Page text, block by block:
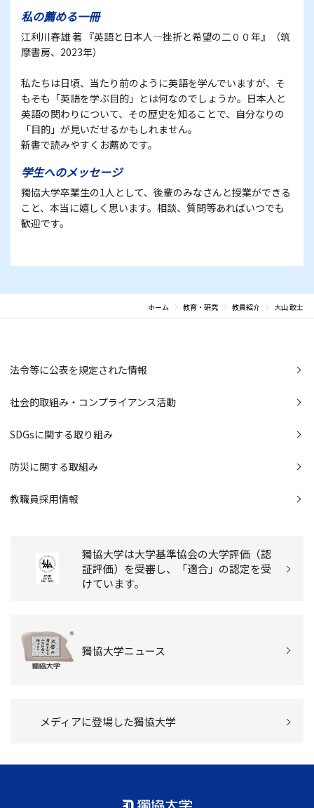
私の薦める一冊
江利川春雄 著 『英語と日本人―挫折と希望の二００年』（筑
摩書房、2023年）
私たちは日頃、当たり前のように英語を学んでいますが、そ
もそも「英語を学ぶ目的」とは何なのでしょうか。日本人と
英語の関わりについて、その歴史を知ることで、自分なりの
「目的」が見いだせるかもしれません。
新書で読みやすくお薦めです。
学生へのメッセージ
獨協大学卒業生の1人として、後輩のみなさんと授業ができる
こと、本当に嬉しく思います。相談、質問等あればいつでも
歓迎です。
ホーム 教育・研究 教員紹介 大山 敢士
法令等に公表を規定された情報
社会的取組み・コンプライアンス活動
SDGsに関する取り組み
防災に関する取組み
教職員採用情報
獨協大学は大学基準協会の大学評価（認
証評価）を受審し、「適合」の認定を受
けています。
獨協大学ニュース
メディアに登場した獨協大学